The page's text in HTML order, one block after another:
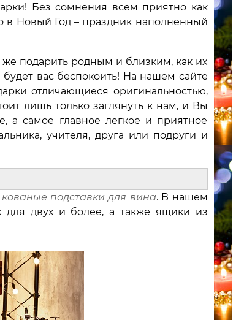
Без сомнения всем приятно как
в Новый Год – праздник наполненный
подарить родным и близким, как их
вас беспокоить! На нашем сайте
отличающиеся оригинальностью,
лишь только заглянуть к нам, и Вы
а самое главное легкое и приятное
учителя, друга или подруги и
кованые подставки для вина. В нашем
для двух и более, а также ящики из